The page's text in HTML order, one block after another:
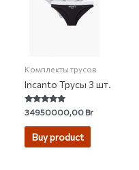
Комплекты трусов
Incanto Трусы 3 шт.
Rated
4.75
out of 5
34950000,00Br
Buy product